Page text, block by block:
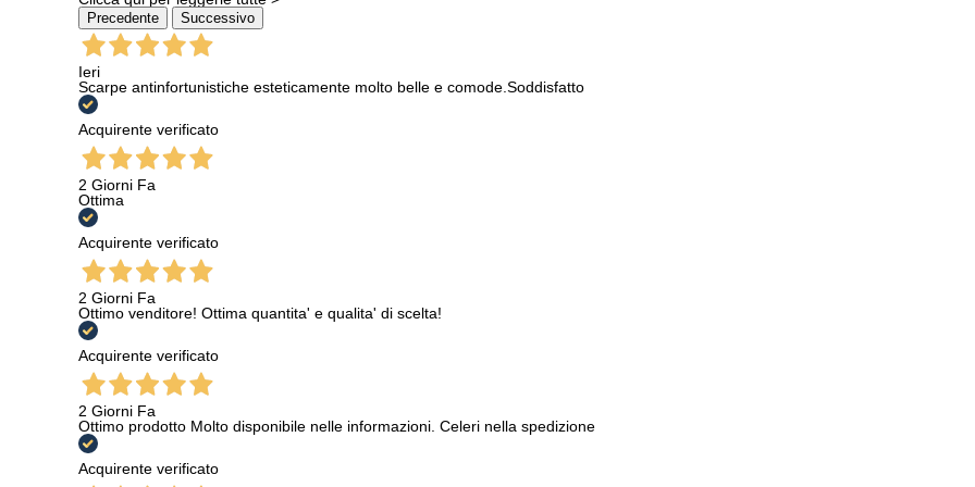
Precedente Successivo
Ieri
Scarpe antinfortunistiche esteticamente molto belle e comode.Soddisfatto
Acquirente verificato
2 Giorni Fa
Ottima
Acquirente verificato
2 Giorni Fa
Ottimo venditore! Ottima quantita' e qualita' di scelta!
Acquirente verificato
2 Giorni Fa
Ottimo prodotto Molto disponibile nelle informazioni. Celeri nella spedizione
Acquirente verificato